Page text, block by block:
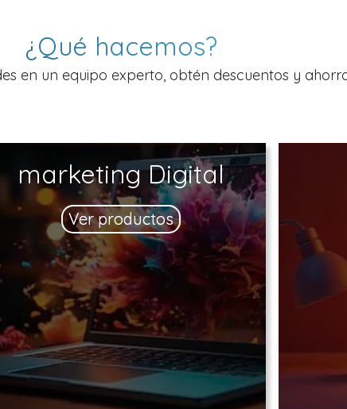
¿Qué hacemos?
en un equipo experto, obtén descuentos y
marketing Digital
Ver productos